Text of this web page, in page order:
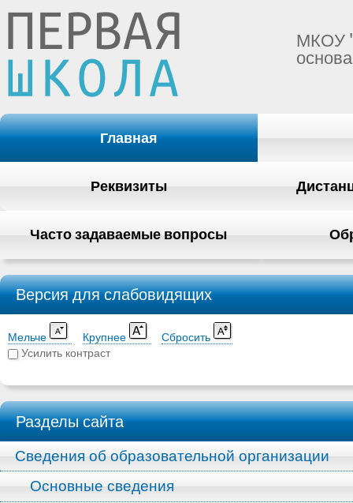
МКОУ
Главная
Реквизиты
Часто задаваемые вопросы
Версия для слабовидящих
Мельче Крупнее
Сбросить
Усилить контраст
Разделы сайта
Сведения об образовательной организации
Основные сведения